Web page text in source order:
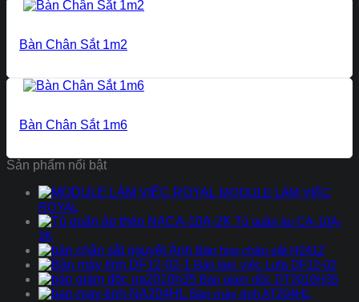
Bàn Chân Sắt 1m2
Bàn Chân Sắt 1m6
Sản phẩm nổi bật
MODULE LÀM VIỆC
ROYAL
Tủ quần áo CA-10A-
2K
Bàn họp chân sắt H2412
Bàn làm việc Lufa DF12-02
Bàn giám đốc DT2010H35
Bàn máy tính AT204HL